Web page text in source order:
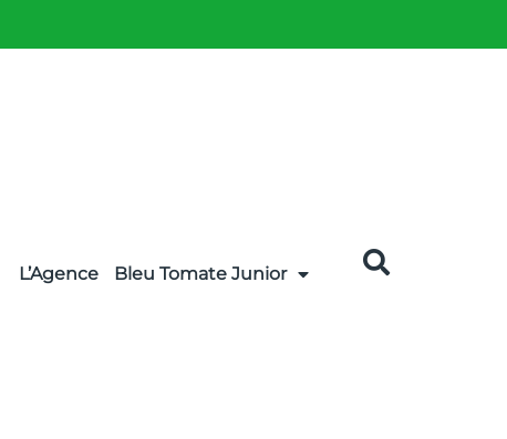
L’Agence Bleu Tomate Junior